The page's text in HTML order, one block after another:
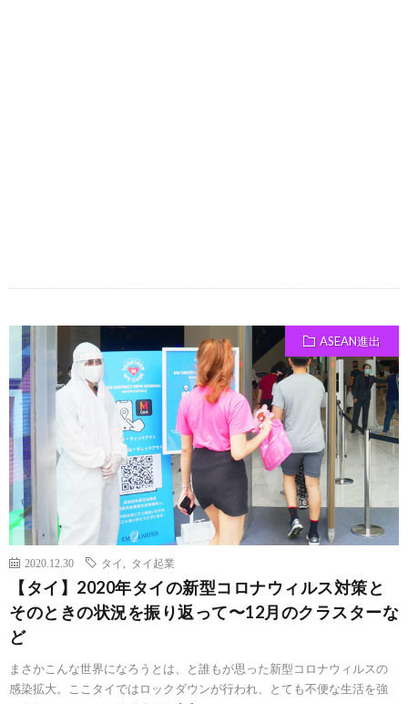
ASEAN進出
2020.12.30 タイ タイ起業
【タイ】2020年タイの新型コロナウィルス対策と
そのときの状況を振り返って〜12月のクラスターな
ど
まさかこんな世界になろうとは、と誰もが思った新型コロナウィルスの
感染拡大。ここタイではロックダウンが行われ、とても不便な生活を強